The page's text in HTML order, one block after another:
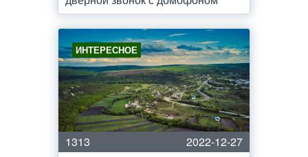
ИНТЕРЕСНОЕ
1313
2022-12-27